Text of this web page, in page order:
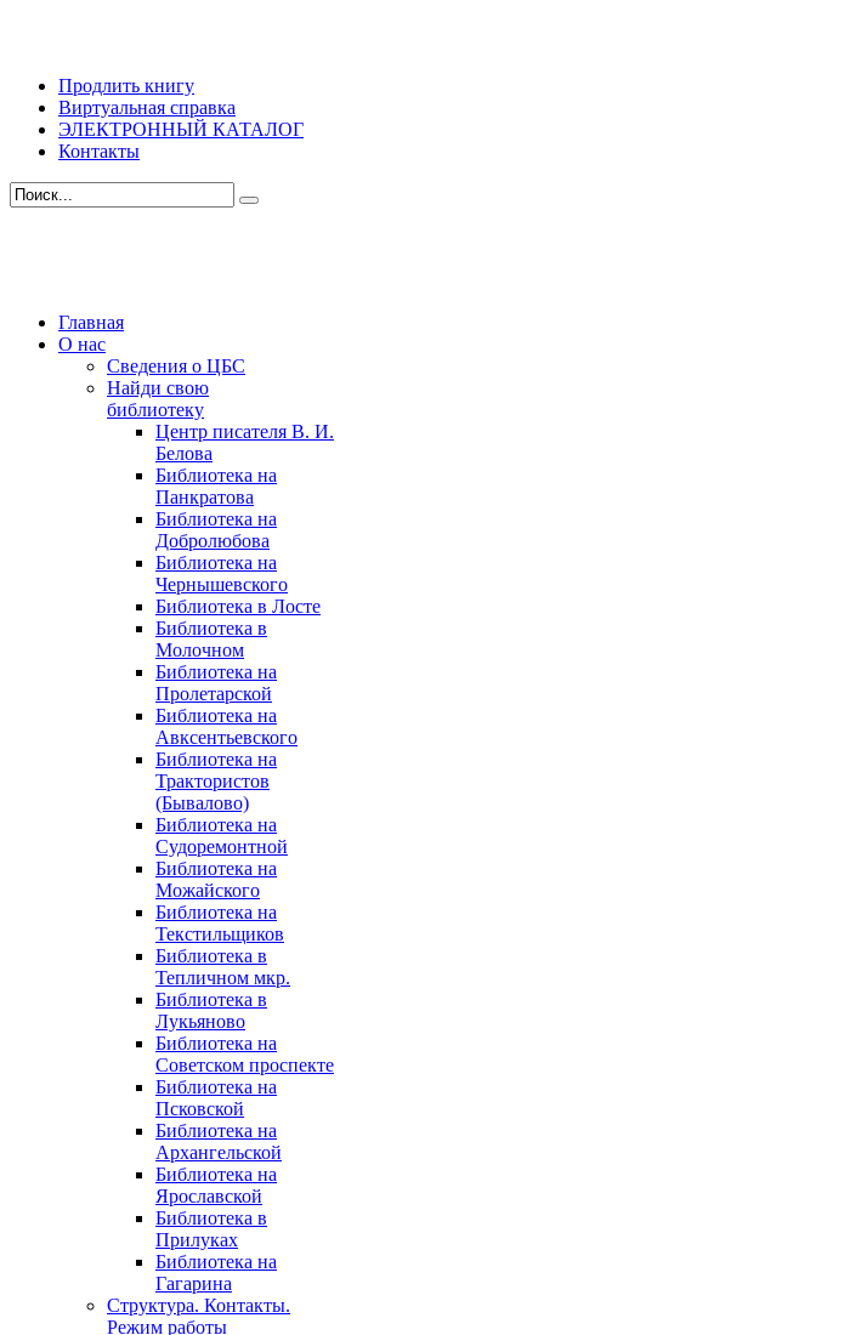
Продлить книгу
Виртуальная справка
ЭЛЕКТРОННЫЙ КАТАЛОГ
Контакты
Главная
О нас
Сведения о ЦБС
Найди свою
библиотеку
Центр писателя В. И.
Белова
Библиотека на
Панкратова
Библиотека на
Добролюбова
Библиотека на
Чернышевского
Библиотека в Лосте
Библиотека в
Молочном
Библиотека на
Пролетарской
Библиотека на
Авксентьевского
Библиотека на
Трактористов
(Бывалово)
Библиотека на
Судоремонтной
Библиотека на
Можайского
Библиотека на
Текстильщиков
Библиотека в
Тепличном мкр.
Библиотека в
Лукьяново
Библиотека на
Советском проспекте
Библиотека на
Псковской
Библиотека на
Архангельской
Библиотека на
Ярославской
Библиотека в
Прилуках
Библиотека на
Гагарина
Структура. Контакты.
Режим работы